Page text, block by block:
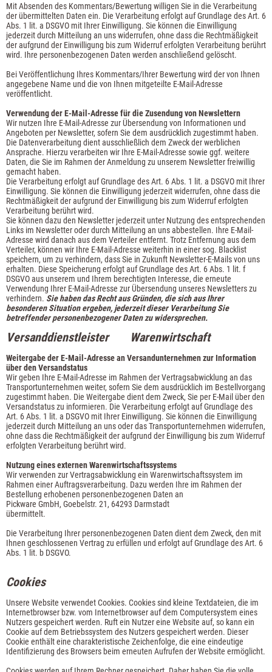
Mit Absenden des Kommentars/Bewertung willigen Sie in die Verarbeitung
der übermittelten Daten ein. Die Verarbeitung erfolgt auf Grundlage des Art. 6
Abs. 1 lit. a DSGVO mit Ihrer Einwilligung. Sie können die Einwilligung
jederzeit durch Mitteilung an uns widerrufen, ohne dass die Rechtmäßigkeit
der aufgrund der Einwilligung bis zum Widerruf erfolgten Verarbeitung berührt
wird. Ihre personenbezogenen Daten werden anschließend gelöscht.
Bei Veröffentlichung Ihres Kommentars/Ihrer Bewertung wird der von Ihnen
angegebene Name und die von Ihnen mitgeteilte E-Mail-Adresse
veröffentlicht.
Verwendung der E-Mail-Adresse für die Zusendung von Newslettern
Wir nutzen Ihre E-Mail-Adresse zur Übersendung von Informationen und
Angeboten per Newsletter, sofern Sie dem ausdrücklich zugestimmt haben.
Die Datenverarbeitung dient ausschließlich dem Zweck der werblichen
Ansprache. Hierzu verarbeiten wir Ihre E-Mail-Adresse sowie ggf. weitere
Daten, die Sie im Rahmen der Anmeldung zu unserem Newsletter freiwillig
gemacht haben.
Die Verarbeitung erfolgt auf Grundlage des Art. 6 Abs. 1 lit. a DSGVO mit Ihrer
Einwilligung. Sie können die Einwilligung jederzeit widerrufen, ohne dass die
Rechtmäßigkeit der aufgrund der Einwilligung bis zum Widerruf erfolgten
Verarbeitung berührt wird.
Sie können dazu den Newsletter jederzeit unter Nutzung des entsprechenden
Links im Newsletter oder durch Mitteilung an uns abbestellen. Ihre E-Mail-
Adresse wird danach aus dem Verteiler entfernt. Trotz Entfernung aus dem
Verteiler, können wir Ihre E-Mail-Adresse weiterhin in einer sog. Blacklist
speichern, um zu verhindern, dass Sie in Zukunft Newsletter-E-Mails von uns
erhalten. Diese Speicherung erfolgt auf Grundlage des Art. 6 Abs. 1 lit. f
DSGVO aus unserem und Ihrem berechtigten Interesse, die erneute
Verwendung Ihrer E-Mail-Adresse zur Übersendung unseres Newsletters zu
verhindern. Sie haben das Recht aus Gründen, die sich aus Ihrer
besonderen Situation ergeben, jederzeit dieser Verarbeitung Sie
betreffender personenbezogener Daten zu widersprechen.
Versanddienstleister Warenwirtschaft
Weitergabe der E-Mail-Adresse an Versandunternehmen zur Information
über den Versandstatus
Wir geben Ihre E-Mail-Adresse im Rahmen der Vertragsabwicklung an das
Transportunternehmen weiter, sofern Sie dem ausdrücklich im Bestellvorgang
zugestimmt haben. Die Weitergabe dient dem Zweck, Sie per E-Mail über den
Versandstatus zu informieren. Die Verarbeitung erfolgt auf Grundlage des
Art. 6 Abs. 1 lit. a DSGVO mit Ihrer Einwilligung. Sie können die Einwilligung
jederzeit durch Mitteilung an uns oder das Transportunternehmen widerrufen,
ohne dass die Rechtmäßigkeit der aufgrund der Einwilligung bis zum Widerruf
erfolgten Verarbeitung berührt wird.
Nutzung eines externen Warenwirtschaftssystems
Wir verwenden zur Vertragsabwicklung ein Warenwirtschaftssystem im
Rahmen einer Auftragsverarbeitung. Dazu werden Ihre im Rahmen der
Bestellung erhobenen personenbezogenen Daten an
Pickware GmbH, Goebelstr. 21, 64293 Darmstadt
übermittelt.
Die Verarbeitung Ihrer personenbezogenen Daten dient dem Zweck, den mit
Ihnen geschlossenen Vertrag zu erfüllen und erfolgt auf Grundlage des Art. 6
Abs. 1 lit. b DSGVO.
Cookies
Unsere Website verwendet Cookies. Cookies sind kleine Textdateien, die im
Internetbrowser bzw. vom Internetbrowser auf dem Computersystem eines
Nutzers gespeichert werden. Ruft ein Nutzer eine Website auf, so kann ein
Cookie auf dem Betriebssystem des Nutzers gespeichert werden. Dieser
Cookie enthält eine charakteristische Zeichenfolge, die eine eindeutige
Identifizierung des Browsers beim erneuten Aufrufen der Website ermöglicht.